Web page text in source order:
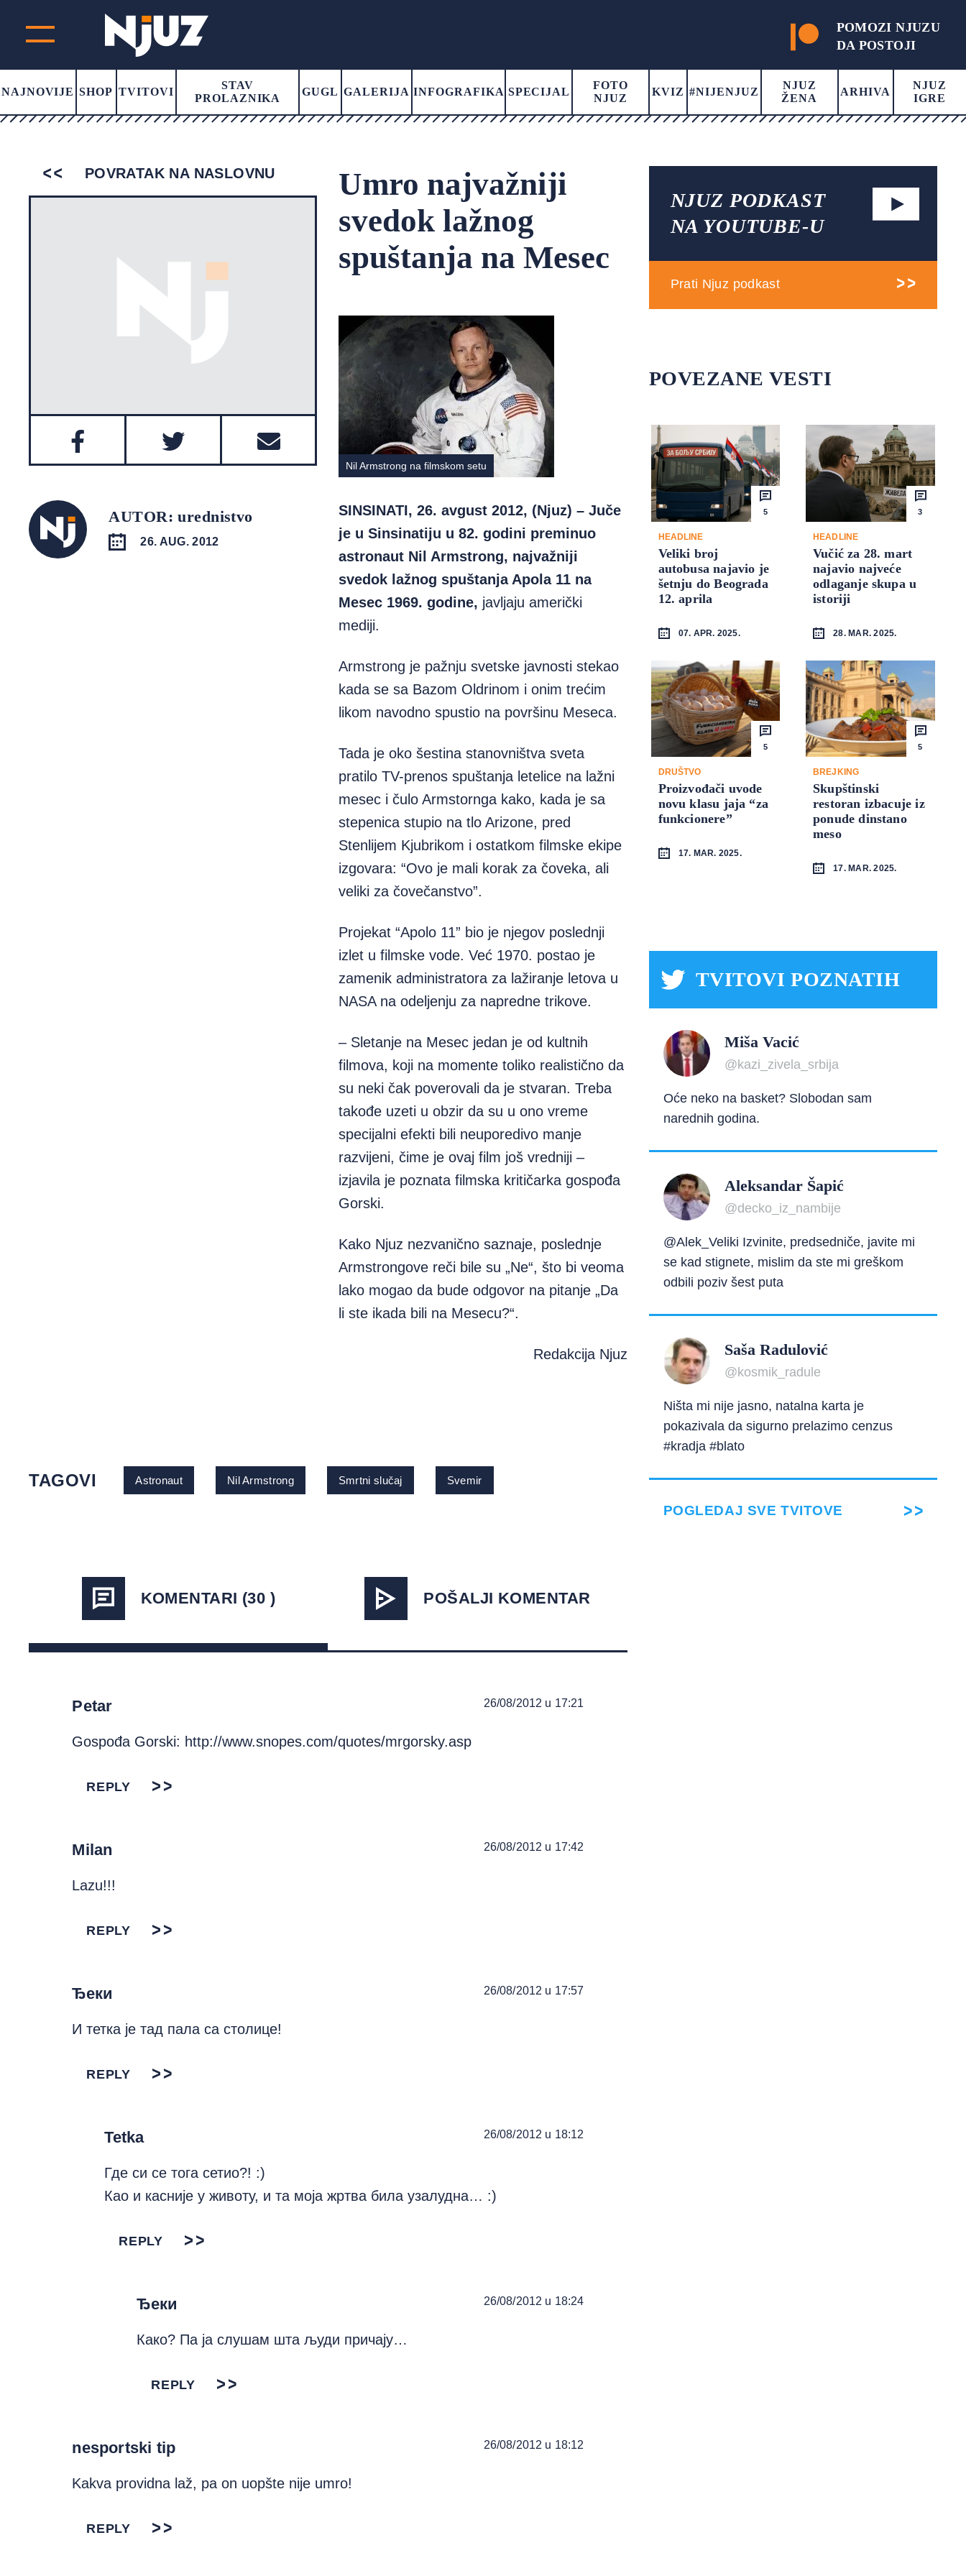
POMOZI NJUZU
DA POSTOJI
NAJNOVIJE SHOP TVITOVI
STAV
PROLAZNIKA
GUGL GALERIJA INFOGRAFIKA SPECIJAL
FOTO
NJUZ
KVIZ #NIJENJUZ
NJUZ
ŽENA
ARHIVA
NJUZ
IGRE
POVRATAK NA NASLOVNU
AUTOR: urednistvo
26. AUG. 2012
Umro najvažniji
svedok lažnog
spuštanja na Mesec
Nil Armstrong na filmskom setu
SINSINATI, 26. avgust 2012, (Njuz) – Juče
je u Sinsinatiju u 82. godini preminuo
astronaut Nil Armstrong, najvažniji
svedok lažnog spuštanja Apola 11 na
Mesec 1969. godine, javljaju američki
mediji.
Armstrong je pažnju svetske javnosti stekao
kada se sa Bazom Oldrinom i onim trećim
likom navodno spustio na površinu Meseca.
Tada je oko šestina stanovništva sveta
pratilo TV-prenos spuštanja letelice na lažni
mesec i čulo Armstornga kako, kada je sa
stepenica stupio na tlo Arizone, pred
Stenlijem Kjubrikom i ostatkom filmske ekipe
izgovara: “Ovo je mali korak za čoveka, ali
veliki za čovečanstvo”.
Projekat “Apolo 11” bio je njegov poslednji
izlet u filmske vode. Već 1970. postao je
zamenik administratora za lažiranje letova u
NASA na odeljenju za napredne trikove.
– Sletanje na Mesec jedan je od kultnih
filmova, koji na momente toliko realistično da
su neki čak poverovali da je stvaran. Treba
takođe uzeti u obzir da su u ono vreme
specijalni efekti bili neuporedivo manje
razvijeni, čime je ovaj film još vredniji –
izjavila je poznata filmska kritičarka gospođa
Gorski.
Kako Njuz nezvanično saznaje, poslednje
Armstrongove reči bile su „Ne“, što bi veoma
lako mogao da bude odgovor na pitanje „Da
li ste ikada bili na Mesecu?“.
Redakcija Njuz
TAGOVI Astronaut Nil Armstrong Smrtni slučaj Svemir
KOMENTARI (30 ) POŠALJI KOMENTAR
Petar 26/08/2012 u 17:21
Gospođa Gorski: http://www.snopes.com/quotes/mrgorsky.asp
REPLY
Milan 26/08/2012 u 17:42
Lazu!!!
REPLY
Ђеки 26/08/2012 u 17:57
И тетка је тад пала са столице!
REPLY
Tetka 26/08/2012 u 18:12
Где си се тога сетио?! :)
Као и касније у животу, и та моја жртва била узалудна… :)
REPLY
Ђеки 26/08/2012 u 18:24
Како? Па ја слушам шта људи причају…
REPLY
nesportski tip 26/08/2012 u 18:12
Kakva providna laž, pa on uopšte nije umro!
REPLY
NJUZ PODKAST
NA YOUTUBE-U
Prati Njuz podkast
POVEZANE VESTI
5
HEADLINE
Veliki broj
autobusa najavio je
šetnju do Beograda
12. aprila
07. APR. 2025.
3
HEADLINE
Vučić za 28. mart
najavio najveće
odlaganje skupa u
istoriji
28. MAR. 2025.
5
DRUŠTVO
Proizvođači uvode
novu klasu jaja “za
funkcionere”
17. MAR. 2025.
5
BREJKING
Skupštinski
restoran izbacuje iz
ponude dinstano
meso
17. MAR. 2025.
TVITOVI POZNATIH
Miša Vacić
@kazi_zivela_srbija
Oće neko na basket? Slobodan sam
narednih godina.
Aleksandar Šapić
@decko_iz_nambije
@Alek_Veliki Izvinite, predsedniče, javite mi
se kad stignete, mislim da ste mi greškom
odbili poziv šest puta
Saša Radulović
@kosmik_radule
Ništa mi nije jasno, natalna karta je
pokazivala da sigurno prelazimo cenzus
#kradja #blato
POGLEDAJ SVE TVITOVE